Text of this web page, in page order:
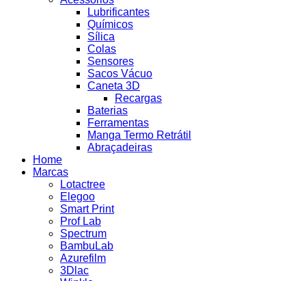
Lubrificantes
Químicos
Sílica
Colas
Sensores
Sacos Vácuo
Caneta 3D
Recargas
Baterias
Ferramentas
Manga Termo Retrátil
Abraçadeiras
Home
Marcas
Lotactree
Elegoo
Smart Print
Prof Lab
Spectrum
BambuLab
Azurefilm
3Dlac